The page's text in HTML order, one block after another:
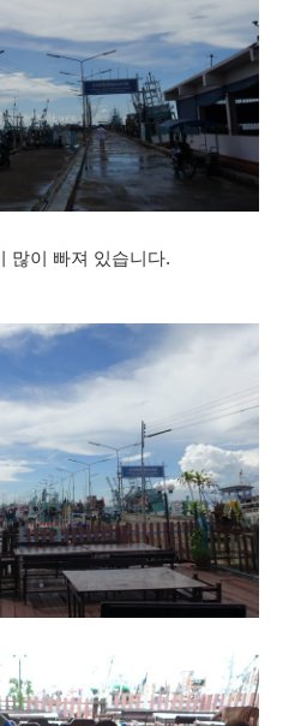
많이 빠져 있습니다.